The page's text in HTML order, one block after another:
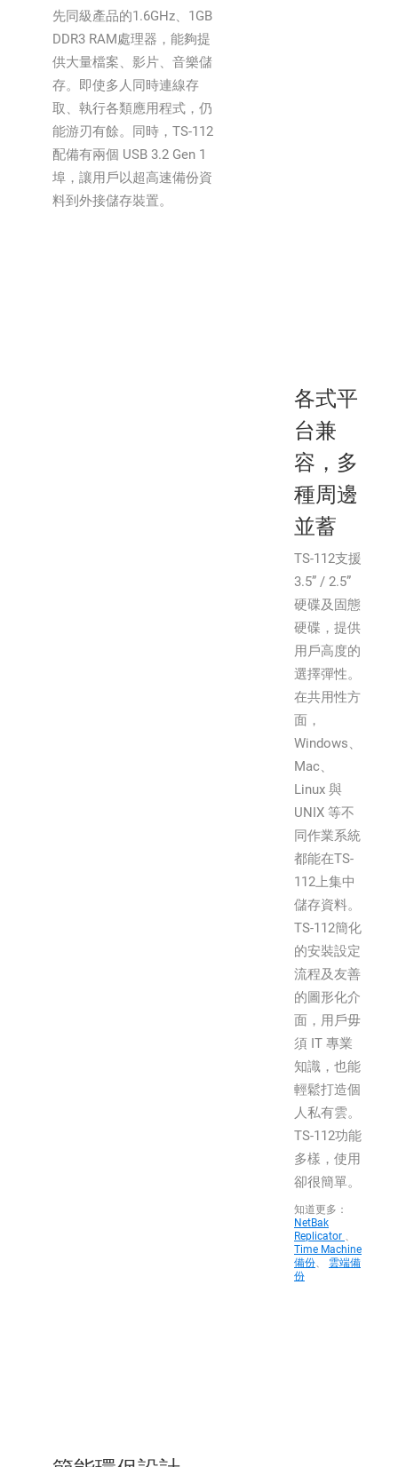
先同級產品的1.6GHz、1GB
DDR3 RAM處理器，能夠提
供大量檔案、影片、音樂儲
存。即使多人同時連線存
取、執行各類應用程式，仍
能游刃有餘。同時，TS-112
配備有兩個 USB 3.2 Gen 1
埠，讓用戶以超高速備份資
料到外接儲存裝置。
各式平
台兼
容，多
種周邊
並蓄
TS-112支援
3.5” / 2.5”
硬碟及固態
硬碟，提供
用戶高度的
選擇彈性。
在共用性方
面，
Windows、
Mac、
Linux 與
UNIX 等不
同作業系統
都能在TS-
112上集中
儲存資料。
TS-112簡化
的安裝設定
流程及友善
的圖形化介
面，用戶毋
須 IT 專業
知識，也能
輕鬆打造個
人私有雲。
TS-112功能
多樣，使用
卻很簡單。
知道更多：
NetBak
Replicator 、
Time Machine
備份、 雲端備
份